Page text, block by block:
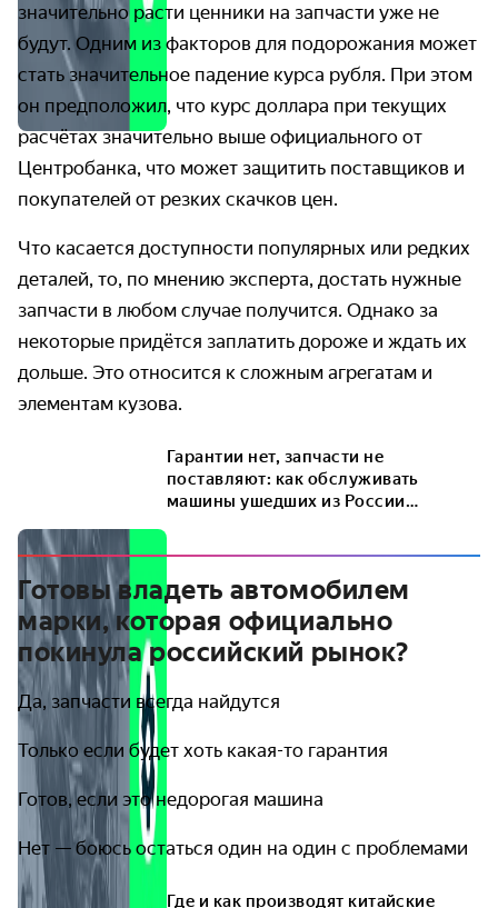
значительно расти ценники на запчасти уже не
будут. Одним из факторов для подорожания может
стать значительное падение курса рубля. При этом
он предположил, что курс доллара при текущих
расчётах значительно выше официального от
Центробанка, что может защитить поставщиков и
покупателей от резких скачков цен.
Что касается доступности популярных или редких
деталей, то, по мнению эксперта, достать нужные
запчасти в любом случае получится. Однако за
некоторые придётся заплатить дороже и ждать их
дольше. Это относится к сложным агрегатам и
элементам кузова.
Гарантии нет, запчасти не
поставляют: как обслуживать
машины ушедших из России
Готовы владеть автомобилем
марки, которая официально
покинула российский рынок?
Да, запчасти всегда найдутся
Только если будет хоть какая-то гарантия
Готов, если это недорогая машина
Нет — боюсь остаться один на один с проблемами
Где и как производят китайские